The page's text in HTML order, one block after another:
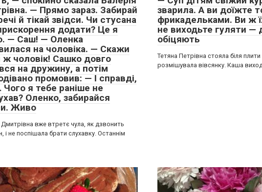
— Прямо зараз. Забирай
й тікай звідси. Чи стусана
додати? Це я
— Саш! — Оленка
на чоловіка. — Скажи
ж чоловік! Сашко довго
на дружину, а потім
промовив: — І справді,
я тебе раніше не
Оленко, забирайся
Живо
Дмитрівна вже втретє чула, як дзвонить
і не поспішала брати слухавку. Останнім
зварила. А ви доїжте
фрикадельками. Ви ж
не виходьте гуляти —
обіцяють
Тетяна Петрівна стояла біля плити
розмішувала вівсянку. Каша